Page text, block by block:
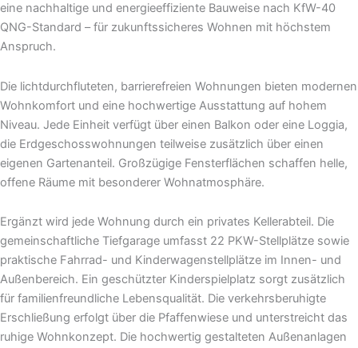
eine nachhaltige und energieeffiziente Bauweise nach KfW-40
QNG-Standard – für zukunftssicheres Wohnen mit höchstem
Anspruch.
Die lichtdurchfluteten, barrierefreien Wohnungen bieten modernen
Wohnkomfort und eine hochwertige Ausstattung auf hohem
Niveau. Jede Einheit verfügt über einen Balkon oder eine Loggia,
die Erdgeschosswohnungen teilweise zusätzlich über einen
eigenen Gartenanteil. Großzügige Fensterflächen schaffen helle,
offene Räume mit besonderer Wohnatmosphäre.
Ergänzt wird jede Wohnung durch ein privates Kellerabteil. Die
gemeinschaftliche Tiefgarage umfasst 22 PKW-Stellplätze sowie
praktische Fahrrad- und Kinderwagenstellplätze im Innen- und
Außenbereich. Ein geschützter Kinderspielplatz sorgt zusätzlich
für familienfreundliche Lebensqualität. Die verkehrsberuhigte
Erschließung erfolgt über die Pfaffenwiese und unterstreicht das
ruhige Wohnkonzept. Die hochwertig gestalteten Außenanlagen